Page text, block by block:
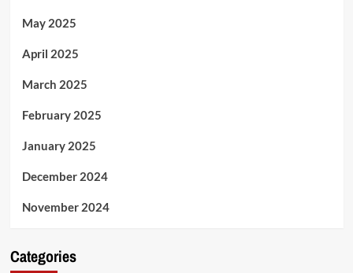
May 2025
April 2025
March 2025
February 2025
January 2025
December 2024
November 2024
Categories